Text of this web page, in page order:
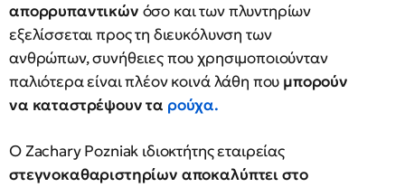
απορρυπαντικών όσο και των πλυντηρίων
εξελίσσεται προς τη διευκόλυνση των
ανθρώπων, συνήθειες που χρησιμοποιούνταν
παλιότερα είναι πλέον κοινά λάθη που μπορούν
να καταστρέψουν τα ρούχα.
Ο Zachary Pozniak ιδιοκτήτης εταιρείας
στεγνoκαθαριστηρίων αποκαλύπτει στο